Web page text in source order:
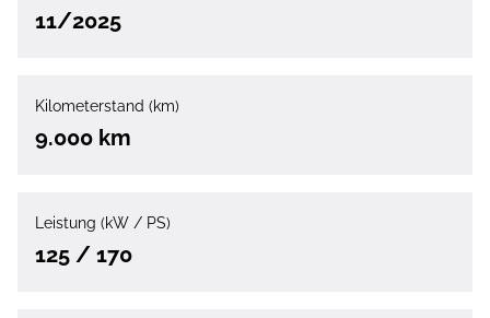
11/2025
Kilometerstand (km)
9.000 km
Leistung (kW / PS)
125 / 170